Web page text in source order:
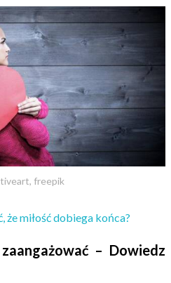
freepik
że miłość dobiega końca?
– Dowiedz